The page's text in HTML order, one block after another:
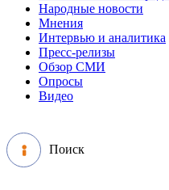
Народные новости
Мнения
Интервью и аналитика
Пресс-релизы
Обзор СМИ
Опросы
Видео
Поиск